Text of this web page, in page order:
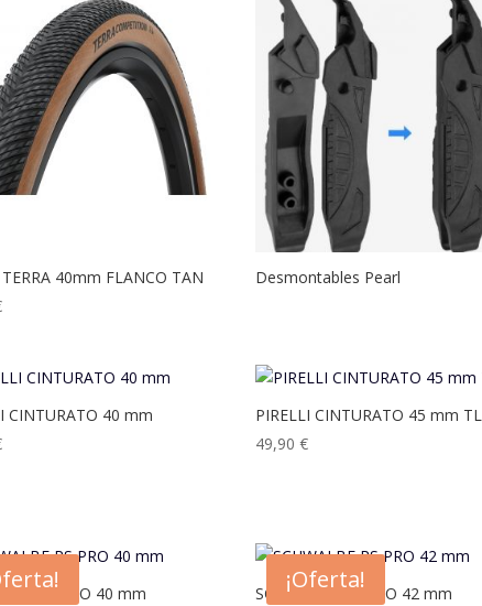
40mm FLANCO TAN
Desmontables Pearl
CINTURATO 40 mm
PIRELLI CINTURATO 45 mm
49,90€
RS PRO 40 mm ¡Oferta!
SCHWALBE RS PRO 42 mm